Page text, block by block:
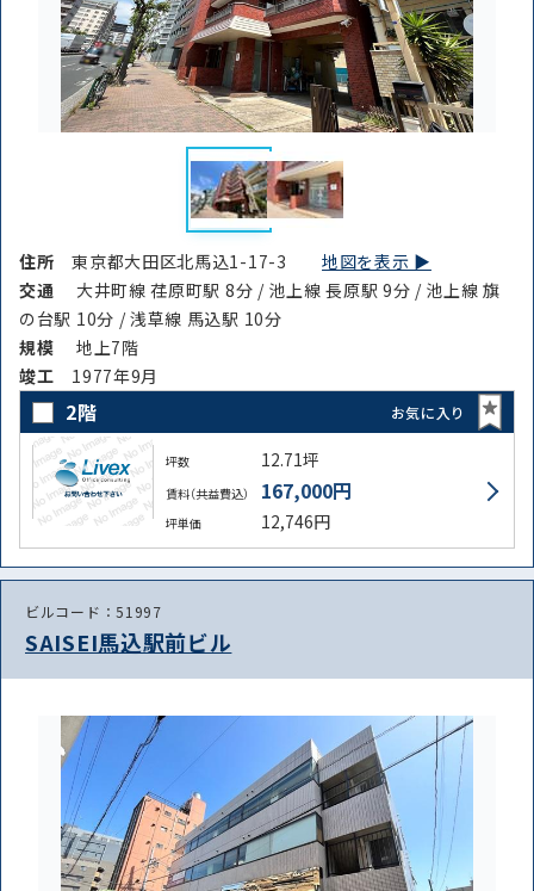
住所東京都大田区北馬込1-17-3地図を表示 ▶︎
交通
大井町線 荏原町駅 8分 / 池上線 長原駅 9分 / 池上線 旗
の台駅 10分 / 浅草線 馬込駅 10分
規模
地上7階
竣⼯ 1977年9月
2階 お気に入り
坪数 12.71坪
賃料（共益費込） 167,000円
坪単価 12,746円
ビルコード：51997
SAISEI馬込駅前ビル